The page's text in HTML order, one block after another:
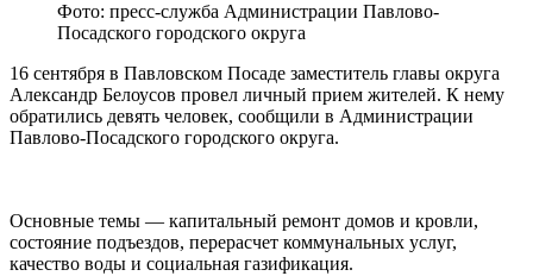
Фото: пресс-служба Администрации Павлово-
Посадского городского округа
16 сентября в Павловском Посаде заместитель главы округа
Александр Белоусов провел личный прием жителей. К нему
обратились девять человек, сообщили в Администрации
Павлово-Посадского городского округа.
Основные темы — капитальный ремонт домов и кровли,
состояние подъездов, перерасчет коммунальных услуг,
качество воды и социальная газификация.